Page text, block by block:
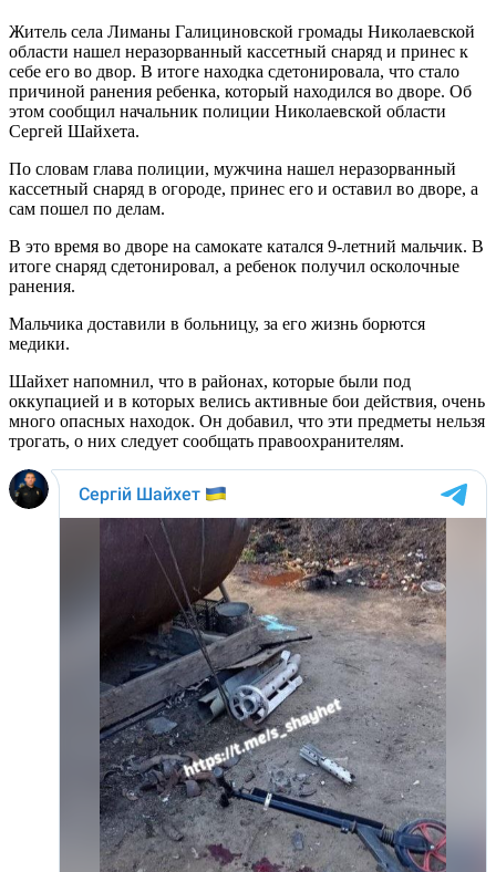
Житель села Лиманы Галициновской громады Николаевской
области нашел неразорванный кассетный снаряд и принес к
себе его во двор. В итоге находка сдетонировала, что стало
причиной ранения ребенка, который находился во дворе. Об
этом сообщил начальник полиции Николаевской области
Сергей Шайхета.
По словам глава полиции, мужчина нашел неразорванный
кассетный снаряд в огороде, принес его и оставил во дворе, а
сам пошел по делам.
В это время во дворе на самокате катался 9-летний мальчик. В
итоге снаряд сдетонировал, а ребенок получил осколочные
ранения.
Мальчика доставили в больницу, за его жизнь борются
медики.
Шайхет напомнил, что в районах, которые были под
оккупацией и в которых велись активные бои действия, очень
много опасных находок. Он добавил, что эти предметы нельзя
трогать, о них следует сообщать правоохранителям.